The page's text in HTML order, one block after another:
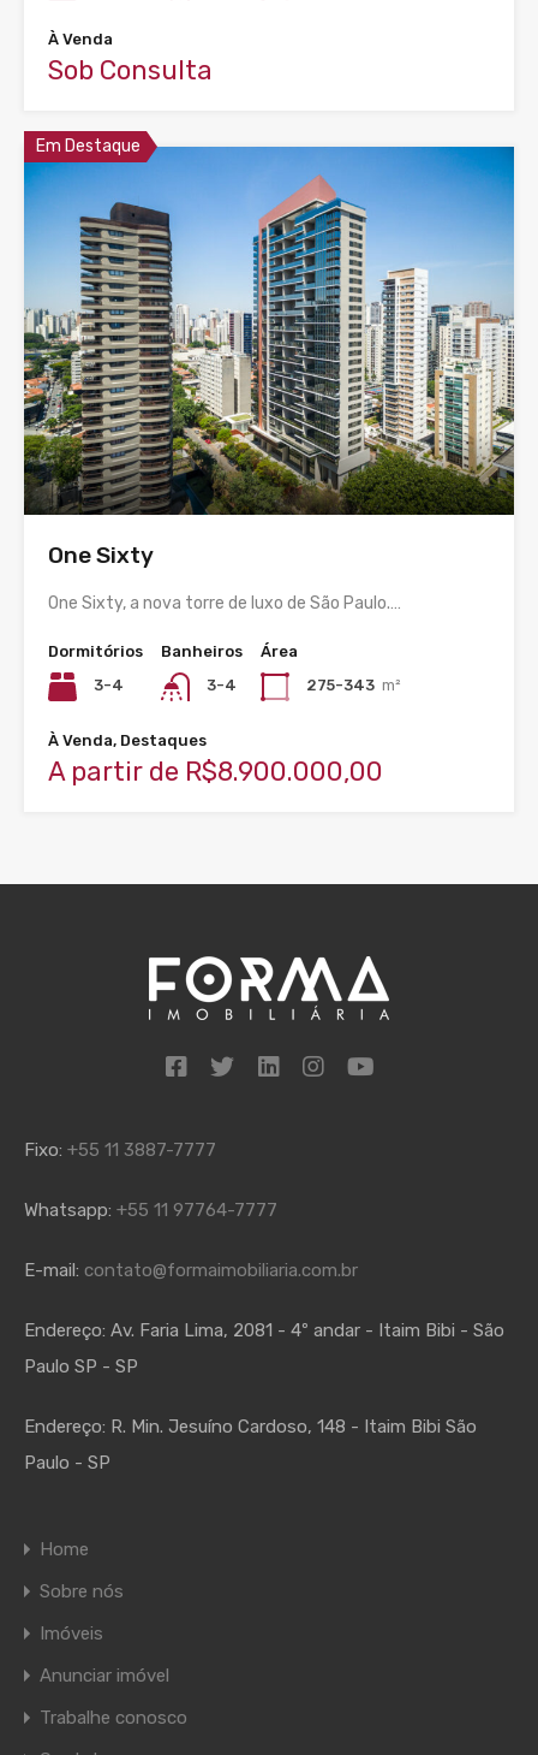
À Venda
Sob Consulta
Em Destaque
One Sixty
One Sixty, a nova torre de luxo de São Paulo.…
Dormitórios
3-4
Banheiros
3-4
Área
275-343 m²
À Venda, Destaques
A partir de R$8.900.000,00
Fixo: +55 11 3887-7777
Whatsapp: +55 11 97764-7777
E-mail: contato@formaimobiliaria.com.br
Endereço: Av. Faria Lima, 2081 - 4º andar - Itaim Bibi - São
Paulo SP - SP
Endereço: R. Min. Jesuíno Cardoso, 148 - Itaim Bibi São
Paulo - SP
Home
Sobre nós
Imóveis
Anunciar imóvel
Trabalhe conosco